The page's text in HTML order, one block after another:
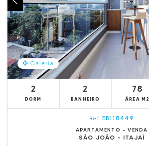
Galeria
2
DORM
2
BANHEIRO
78
ÁREA M2
Ref. EBI18449
APARTAMENTO - VENDA
SÃO JOÃO - ITAJAÍ